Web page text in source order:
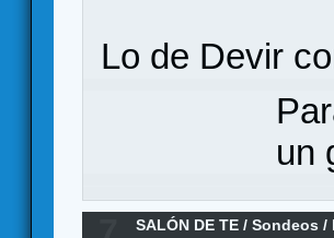
Lo de Devir
un
SALÓN DE TE /Sondeos /